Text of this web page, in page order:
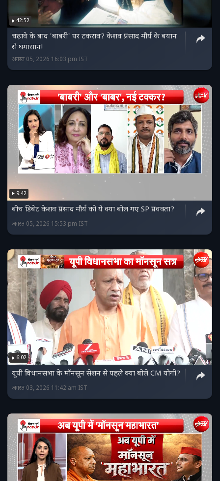
42:52
चढ़ावे के बाद 'बाबरी' पर टकराव? केशव प्रसाद मौर्य के बयान
से घमासान!
अगस्त 05, 2026 16:03 pm IST
9:42
बीच डिबेट केशव प्रसाद मौर्य को ये क्या बोल गए SP प्रवक्ता?
अगस्त 05, 2026 15:53 pm IST
6:02
यूपी व‍िधानसभा के मॉनसून सेशन से पहले क्या बोले CM योगी?
अगस्त 03, 2026 11:42 am IST